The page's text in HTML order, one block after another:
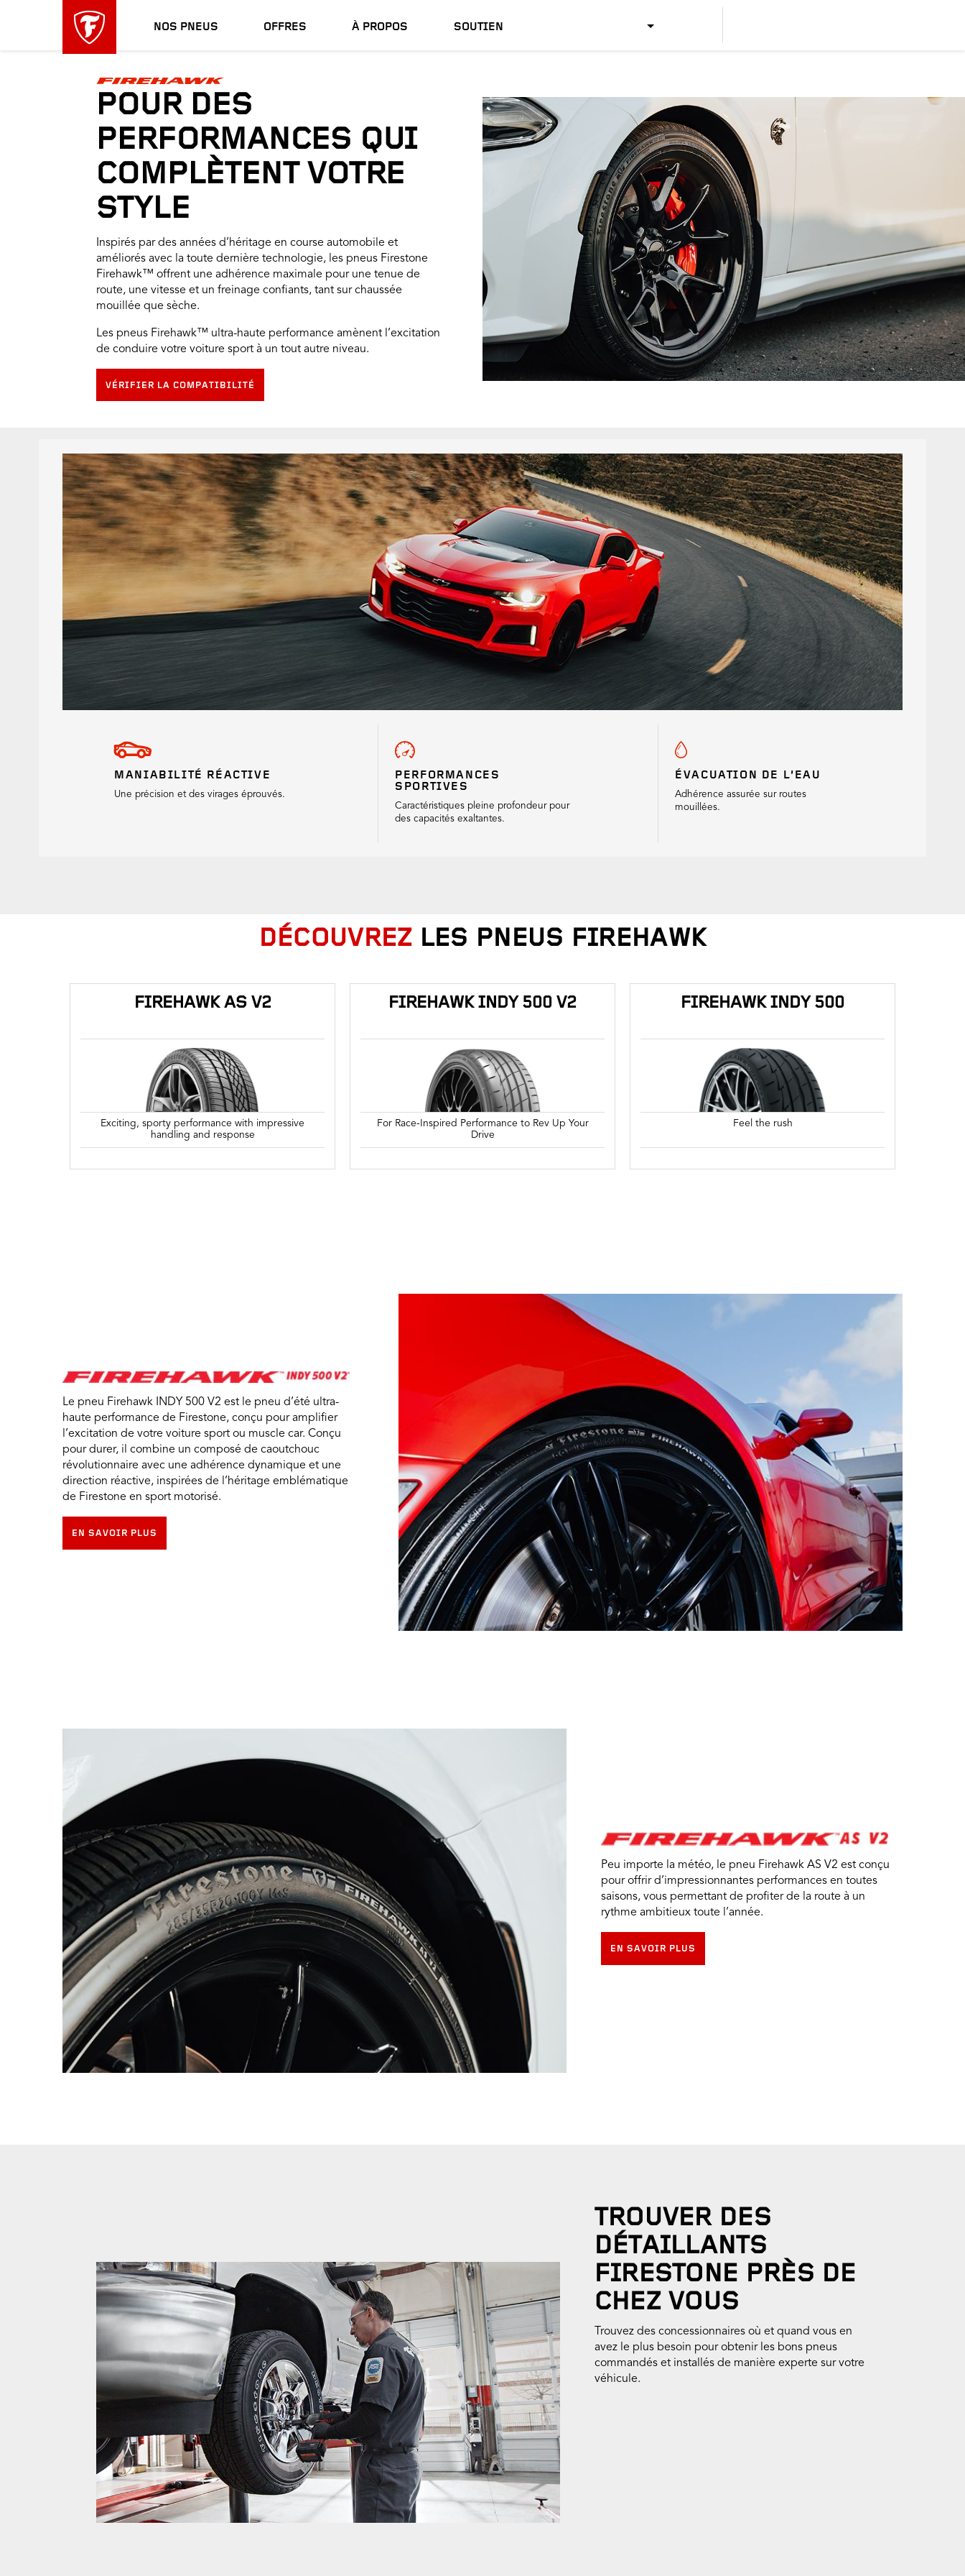
NOS PNEUS OFFRES À PROPOS SOUTIEN
CANADIAN ENGLISH
CANADIAN FRENCH
skipped
POUR DES
PERFORMANCES QUI
COMPLÈTENT VOTRE
STYLE
Inspirés par des années d’héritage en course automobile et
améliorés avec la toute dernière technologie, les pneus Firestone
Firehawk™ offrent une adhérence maximale pour une tenue de
route, une vitesse et un freinage confiants, tant sur chaussée
mouillée que sèche.
Les pneus Firehawk™ ultra-haute performance amènent l’excitation
de conduire votre voiture sport à un tout autre niveau.
VÉRIFIER LA COMPATIBILITÉ
MANIABILITÉ RÉACTIVE
Une précision et des virages éprouvés.
PERFORMANCES
SPORTIVES
Caractéristiques pleine profondeur pour
des capacités exaltantes.
ÉVACUATION DE L’EAU
Adhérence assurée sur routes
mouillées.
DÉCOUVREZ LES PNEUS FIREHAWK
FIREHAWK AS V2
Exciting, sporty performance with impressive
handling and response
FIREHAWK INDY 500 V2
For Race-Inspired Performance to Rev Up Your
Drive
FIREHAWK INDY 500
Feel the rush
Le pneu Firehawk INDY 500 V2 est le pneu d’été ultra-
haute performance de Firestone, conçu pour amplifier
l’excitation de votre voiture sport ou muscle car. Conçu
pour durer, il combine un composé de caoutchouc
révolutionnaire avec une adhérence dynamique et une
direction réactive, inspirées de l’héritage emblématique
de Firestone en sport motorisé.
EN SAVOIR PLUS
Peu importe la météo, le pneu Firehawk AS V2 est conçu
pour offrir d’impressionnantes performances en toutes
saisons, vous permettant de profiter de la route à un
rythme ambitieux toute l’année.
EN SAVOIR PLUS
TROUVER DES
DÉTAILLANTS
FIRESTONE PRÈS DE
CHEZ VOUS
Trouvez des concessionnaires où et quand vous en
avez le plus besoin pour obtenir les bons pneus
commandés et installés de manière experte sur votre
véhicule.